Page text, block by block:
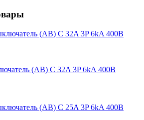
(АВ) C 32A 3P 6kA 400В